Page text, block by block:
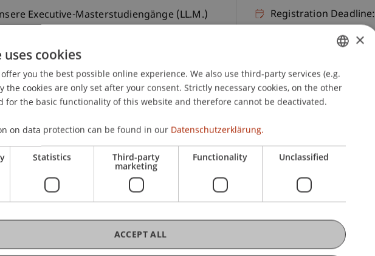
Executive-Masterstudiengänge (LL.M.)
bei Prof. Dr. Alexandra Butterstein, LL.M.
Martin Wenz
sind:
und praxisrelevanten Bereichen des
Vermögens- und Nachfolgeplanung.
Vorlesungen durch ausgewiesene
und Praxis.
Registration Deadline:
Contact
+423 265 13 32
Dipl. Kff. Nadja Dobler
GERMAN
ENGLISH
×
cookies
you the best possible online experience. We also use third-party services (e.g.
the cookies are only set after your consent. Strictly necessary cookies, on the other
for the basic functionality of this website and therefore cannot be deactivated.
on data protection can be found in our Datenschutzerklärung.
Statistics Third-party
marketing
Functionality Unclassified
ACCEPT ALL